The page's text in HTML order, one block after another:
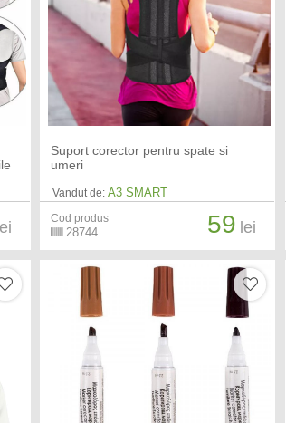
lei
Suport corector pentru spate si
umeri
Vandut de: A3 SMART
Cod produs
28744 59 lei